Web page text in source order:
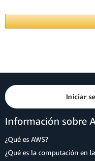
Iniciar
Información sobre
¿Qué es AWS?
¿Qué es la computación en